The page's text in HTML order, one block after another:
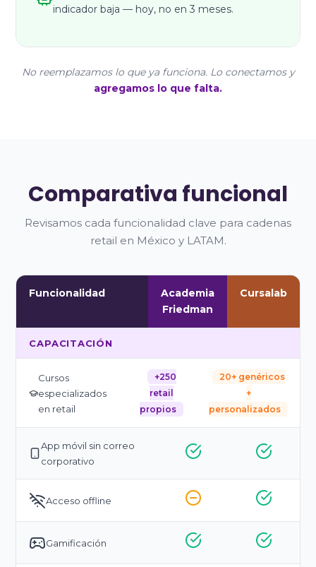
indicador baja — hoy, no en 3 meses.
No reemplazamos lo que ya funciona. Lo conectamos y
agregamos lo que falta.
Comparativa funcional
Revisamos cada funcionalidad clave para cadenas
retail en México y LATAM.
Funcionalidad
Academia
Friedman
Cursalab
CAPACITACIÓN
Cursos
especializados
en retail
+250
retail
propios
20+ genéricos
+
personalizados
App móvil sin correo
corporativo
Acceso offline
Gamificación